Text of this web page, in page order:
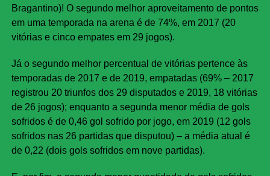
Bragantino)! O segundo melhor aproveitamento de pontos
em uma temporada na arena é de 74%, em 2017 (20
vitórias e cinco empates em 29 jogos).
Já o segundo melhor percentual de vitórias pertence às
temporadas de 2017 e de 2019, empatadas (69% – 2017
registrou 20 triunfos dos 29 disputados e 2019, 18 vitórias
de 26 jogos); enquanto a segunda menor média de gols
sofridos é de 0,46 gol sofrido por jogo, em 2019 (12 gols
sofridos nas 26 partidas que disputou) – a média atual é
de 0,22 (dois gols sofridos em nove partidas).